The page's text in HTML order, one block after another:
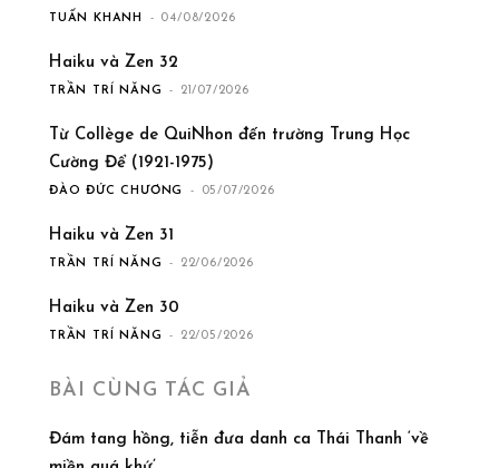
TUẤN KHANH - 04/08/2026
Haiku và Zen 32
TRẦN TRÍ NĂNG - 21/07/2026
Từ Collège de QuiNhon đến trường Trung Học
Cường Để (1921-1975)
ĐÀO ĐỨC CHƯƠNG - 05/07/2026
Haiku và Zen 31
TRẦN TRÍ NĂNG - 22/06/2026
Haiku và Zen 30
TRẦN TRÍ NĂNG - 22/05/2026
BÀI CÙNG TÁC GIẢ
Đám tang hồng, tiễn đưa danh ca Thái Thanh ‘về